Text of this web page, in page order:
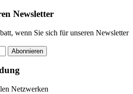
Newsletter
wenn Sie sich für unseren Newsletter
Abonnieren
Netzwerken